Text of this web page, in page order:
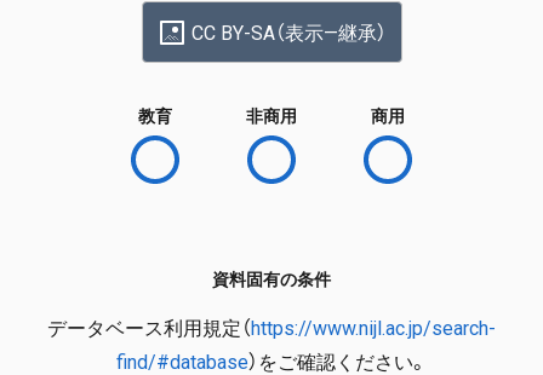
CC BY-SA（表示—継承）
教育 非商用 商用
資料固有の条件
データベース利用規定（https://www.nijl.ac.jp/search-
find/#database）をご確認ください。